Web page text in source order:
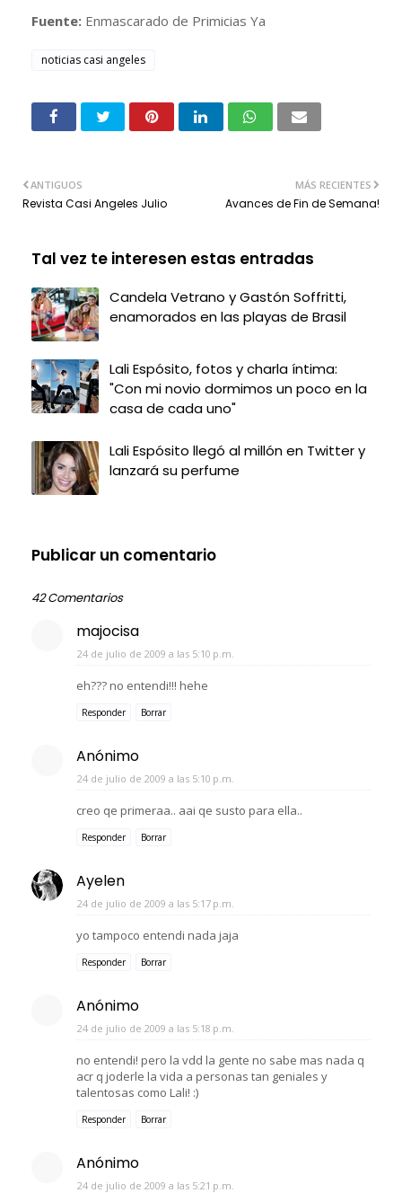
Fuente: Enmascarado de Primicias Ya
noticias casi angeles
MÁS RECIENTES
Avances de Fin de Semana!
ANTIGUOS
Revista Casi Angeles Julio
Tal vez te interesen estas entradas
Candela Vetrano y Gastón Soffritti,
enamorados en las playas de Brasil
Lali Espósito, fotos y charla íntima:
"Con mi novio dormimos un poco en la
casa de cada uno"
Lali Espósito llegó al millón en Twitter y
lanzará su perfume
Publicar un comentario
42 Comentarios
majocisa
24 de julio de 2009 a las 5:10 p.m.
eh??? no entendi!!! hehe
Responder Borrar
Anónimo
24 de julio de 2009 a las 5:10 p.m.
creo qe primeraa.. aai qe susto para ella..
Responder Borrar
Ayelen
24 de julio de 2009 a las 5:17 p.m.
yo tampoco entendi nada jaja
Responder Borrar
Anónimo
24 de julio de 2009 a las 5:18 p.m.
no entendi! pero la vdd la gente no sabe mas nada q
acr q joderle la vida a personas tan geniales y
talentosas como Lali! :)
Responder Borrar
Anónimo
24 de julio de 2009 a las 5:21 p.m.